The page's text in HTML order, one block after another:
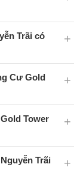
Trãi có
Cư Gold
Tower
Trãi